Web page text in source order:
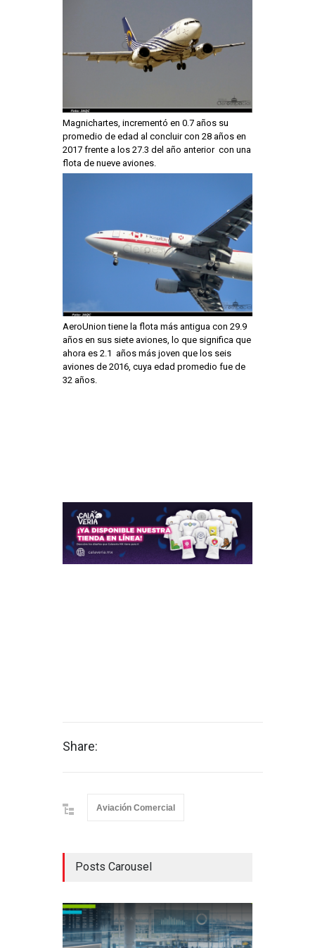
Magnichartes, incrementó en 0.7 años su
promedio de edad al concluir con 28 años en
2017 frente a los 27.3 del año anterior con una
flota de nueve aviones.
AeroUnion tiene la flota más antigua con 29.9
años en sus siete aviones, lo que significa que
ahora es 2.1 años más joven que los seis
aviones de 2016, cuya edad promedio fue de
32 años.
Share:
Aviación Comercial
Posts Carousel